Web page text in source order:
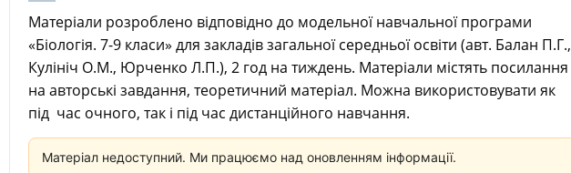
Матеріали розроблено відповідно до модельної навчальної програми
«Біологія. 7-9 класи» для закладів загальної середньої освіти (авт. Балан П.Г.,
Кулініч О.М., Юрченко Л.П.), 2 год на тиждень. Матеріали містять посилання
на авторські завдання, теоретичний матеріал. Можна використовувати як
під час очного, так і під час дистанційного навчання.
Матеріал недоступний. Ми працюємо над оновленням інформації.